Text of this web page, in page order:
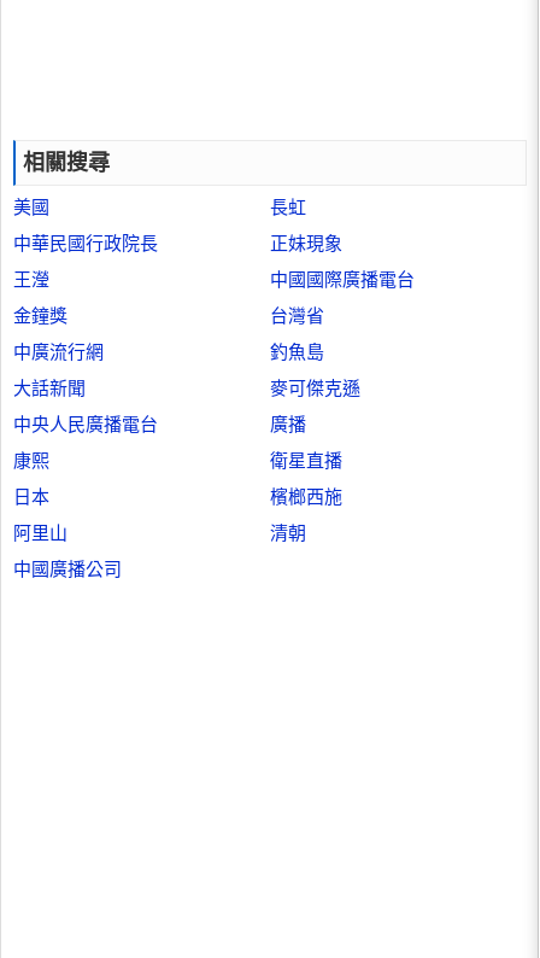
相關搜尋
美國
長虹
中華民國行政院長
正妹現象
王瀅
中國國際廣播電台
金鐘獎
台灣省
中廣流行網
釣魚島
大話新聞
麥可傑克遜
中央人民廣播電台
廣播
康熙
衛星直播
日本
檳榔西施
阿里山
清朝
中國廣播公司